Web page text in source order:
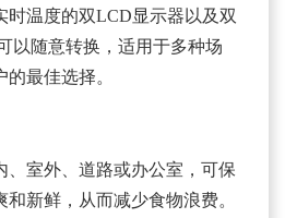
时温度的双LCD显示器以及双
以随意转换，适用于多种场
最佳选择。
、室外、道路或办公室，可保
新鲜，从而减少食物浪费。